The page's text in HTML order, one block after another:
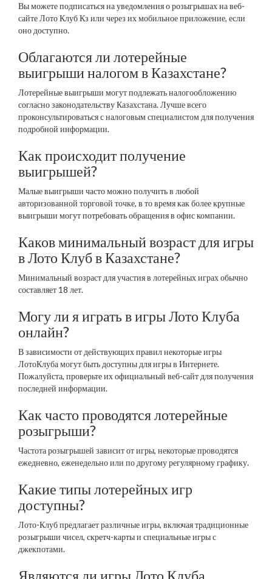
Вы можете подписаться на уведомления о розыгрышах на веб-
сайте Лото Клуб Кз или через их мобильное приложение, если
оно доступно.
Облагаются ли лотерейные
выигрыши налогом в Казахстане?
Лотерейные выигрыши могут подлежать налогообложению
согласно законодательству Казахстана. Лучше всего
проконсультироваться с налоговым специалистом для получения
подробной информации.
Как происходит получение
выигрышей?
Малые выигрыши часто можно получить в любой
авторизованной торговой точке, в то время как более крупные
выигрыши могут потребовать обращения в офис компании.
Каков минимальный возраст для игры
в Лото Клуб в Казахстане?
Минимальный возраст для участия в лотерейных играх обычно
составляет 18 лет.
Могу ли я играть в игры Лото Клуба
онлайн?
В зависимости от действующих правил некоторые игры
ЛотоКлуба могут быть доступны для игры в Интернете.
Пожалуйста, проверьте их официальный веб-сайт для получения
последней информации.
Как часто проводятся лотерейные
розыгрыши?
Частота розыгрышей зависит от игры, некоторые проводятся
ежедневно, еженедельно или по другому регулярному графику.
Какие типы лотерейных игр
доступны?
Лото-Клуб предлагает различные игры, включая традиционные
розыгрыши чисел, скретч-карты и специальные игры с
джекпотами.
Являются ли игры Лото Клуба